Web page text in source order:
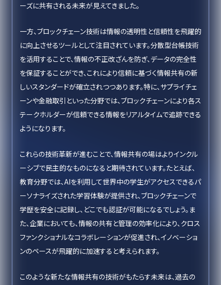
ーズに共有される未来が見えてきました。
一方、ブロックチェーン技術は情報の透明性と信頼性を飛躍的
に向上させるツールとして注目されています。分散型台帳技術
を活用することで、情報の不正改ざんを防ぎ、データの完全性
を保証することができ、これにより信頼に基づく情報共有の新
しいスタンダードが確立されつつあります。特に、サプライチェ
ーンや金融取引といった分野では、ブロックチェーンにより各ス
テークホルダーが信頼できる情報をリアルタイムで追跡できる
ようになります。
これらの技術革新が進むことで、情報共有の場はよりインクル
ーシブで民主的なものになると期待されています。たとえば、
教育分野では、AIを利用して世界中の学生がアクセスできるパ
ーソナライズされた学習体験が提供され、ブロックチェーンで
学歴を安全に記録し、どこでも認証が可能になるでしょう。ま
た、企業においても、情報の共有と管理の効率化により、クロス
ファンクショナルなコラボレーションが促進され、イノベーショ
ンのペースが飛躍的に加速すると考えられます。
このような新たな情報共有の技術がもたらす未来は、過去の